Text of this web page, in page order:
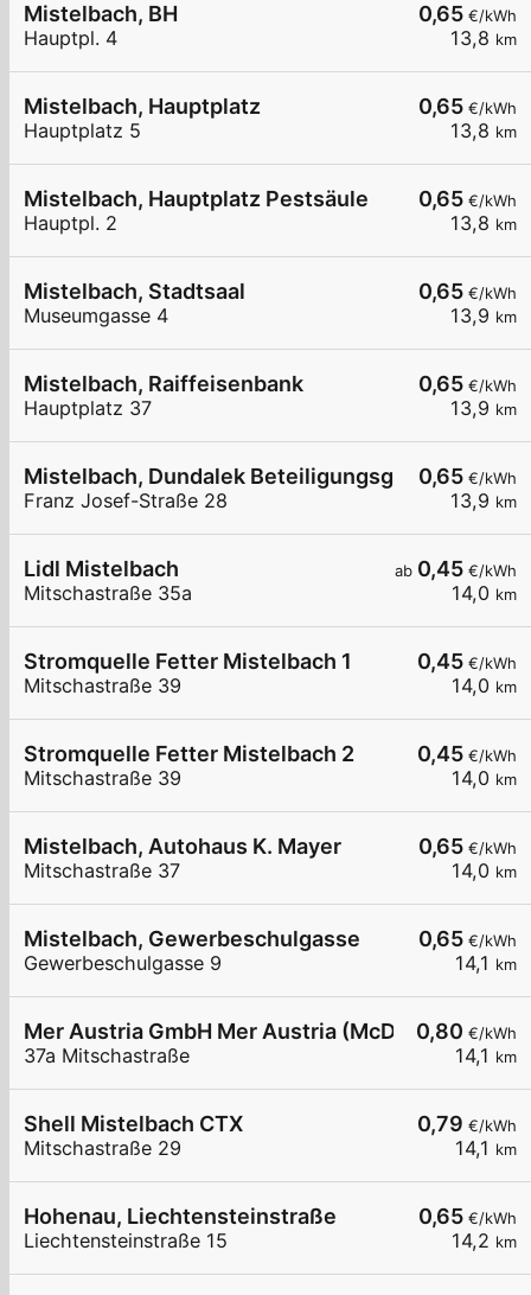
0,65 €/kWh
13,8 km
Mistelbach, BH
Hauptpl. 4
0,65 €/kWh
13,8 km
Mistelbach, Hauptplatz
Hauptplatz 5
0,65 €/kWh
13,8 km
Mistelbach, Hauptplatz Pestsäule
Hauptpl. 2
0,65 €/kWh
13,9 km
Mistelbach, Stadtsaal
Museumgasse 4
0,65 €/kWh
13,9 km
Mistelbach, Raiffeisenbank
Hauptplatz 37
0,65 €/kWh
13,9 km
Mistelbach, Dundalek BeteiligungsgmbH
Franz Josef-Straße 28
ab 0,45 €/kWh
14,0 km
Lidl Mistelbach
Mitschastraße 35a
0,45 €/kWh
14,0 km
Stromquelle Fetter Mistelbach 1
Mitschastraße 39
0,45 €/kWh
14,0 km
Stromquelle Fetter Mistelbach 2
Mitschastraße 39
0,65 €/kWh
14,0 km
Mistelbach, Autohaus K. Mayer
Mitschastraße 37
0,65 €/kWh
14,1 km
Mistelbach, Gewerbeschulgasse
Gewerbeschulgasse 9
0,80 €/kWh
14,1 km
Mer Austria GmbH Mer Austria (McD) -
37a Mitschastraße
0,79 €/kWh
14,1 km
Shell Mistelbach CTX
Mitschastraße 29
0,65 €/kWh
14,2 km
Hohenau, Liechtensteinstraße
Liechtensteinstraße 15